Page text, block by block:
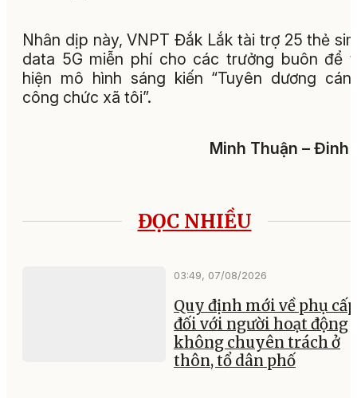
Nhân dịp này, VNPT Đắk Lắk tài trợ 25 thẻ
data 5G miễn phí cho các trưởng buôn để
hiện mô hình sáng kiến “Tuyên dương
công chức xã tôi”.
Minh Thuận – Đinh
ĐỌC NHIỀU
03:49, 07/08/2026
Quy định mới về phụ cấp
đối với người hoạt động
không chuyên trách ở
thôn, tổ dân phố